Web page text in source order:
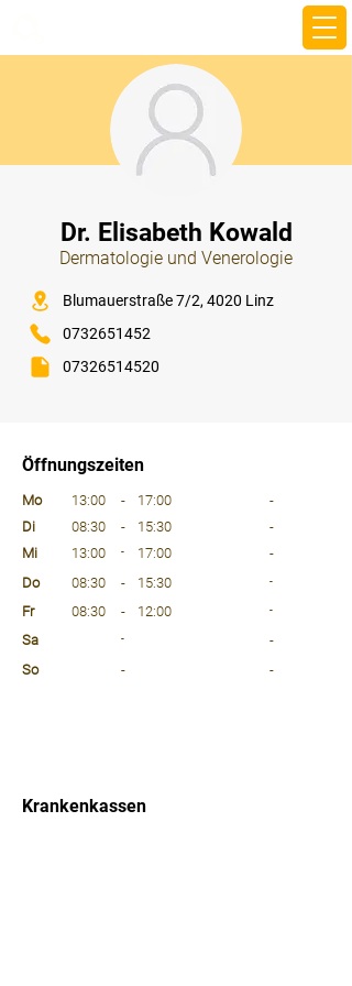
Dr. Elisabeth Kowald
Dermatologie und Venerologie
Blumauerstraße 7/2, 4020 Linz
0732651452
07326514520
Öffnungszeiten
Mo
13:00 - 17:00
-
Di
08:30 - 15:30
-
Mi
13:00 - 17:00
-
Do
08:30 - 15:30 -
Fr 08:30 - 12:00 -
Sa -
-
So
-
-
Krankenkassen